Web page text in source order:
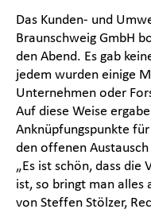
Das Kunden- und
Braunschweig GmbH
den Abend. Es gab
jedem wurden einige
Unternehmen oder
Auf diese Weise
Anknüpfungspunkte
den offenen
„Es ist schön, dass die
ist, so bringt man alles
von Steffen Stölzer,